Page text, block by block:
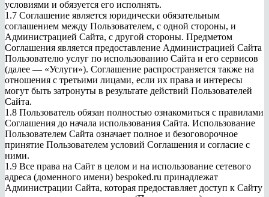
условиями и обязуется его исполнять.
1.7 Соглашение является юридически обязательным
соглашением между Пользователем, с одной стороны, и
Администрацией Сайта, с другой стороны. Предметом
Соглашения является предоставление Администрацией Сайта
Пользователю услуг по использованию Сайта и его сервисов
(далее — «Услуги»). Соглашение распространяется также на
отношения с третьими лицами, если их права и интересы
могут быть затронуты в результате действий Пользователей
Сайта.
1.8 Пользователь обязан полностью ознакомиться с правилами
Соглашения до начала использования Сайта. Использование
Пользователем Сайта означает полное и безоговорочное
принятие Пользователем условий Соглашения и согласие с
ними.
1.9 Все права на Сайт в целом и на использование сетевого
адреса (доменного имени) bespoked.ru принадлежат
Администрации Сайта, которая предоставляет доступ к Сайту